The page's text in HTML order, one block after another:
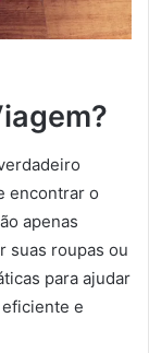
encontrar o
apenas
suas roupas ou
para ajudar
e